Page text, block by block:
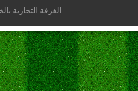
الغرفة التجارية